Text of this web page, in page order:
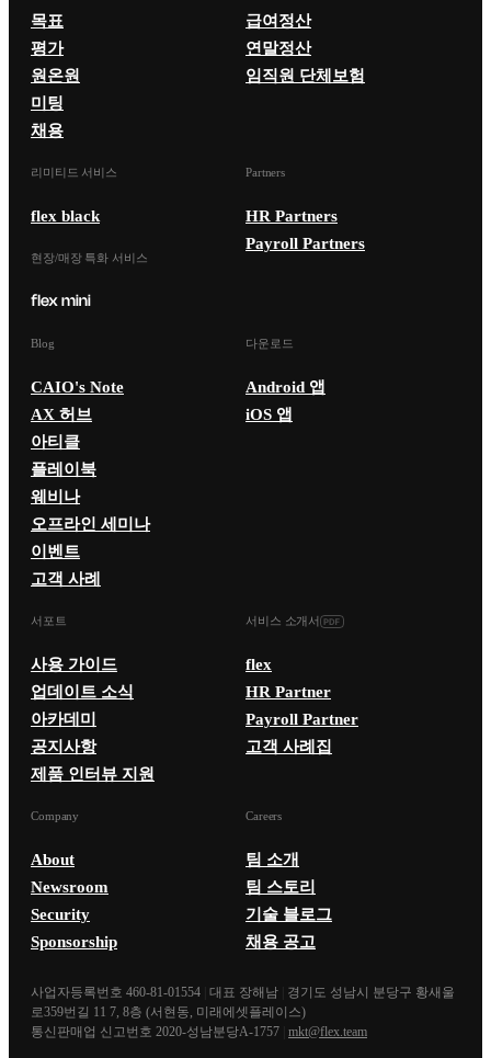
목표
평가
원온원
미팅
채용
급여정산
연말정산
임직원 단체보험
리미티드 서비스
flex black
현장/매장 특화 서비스
Partners
HR Partners
Payroll Partners
Blog
CAIO's Note
AX 허브
아티클
플레이북
웨비나
오프라인 세미나
이벤트
고객 사례
다운로드
Android 앱
iOS 앱
서포트
사용 가이드
업데이트 소식
아카데미
공지사항
제품 인터뷰 지원
서비스 소개서
flex
HR Partner
Payroll Partner
고객 사례집
Company
About
Newsroom
Security
Sponsorship
Careers
팀 소개
팀 스토리
기술 블로그
채용 공고
사업자등록번호 460-81-01554 대표 장해남
경기도 성남시 분당구 황새울
로359번길 11 7, 8층 (서현동, 미래에셋플레이스)
통신판매업 신고번호 2020-성남분당A-1757 mkt@flex.team